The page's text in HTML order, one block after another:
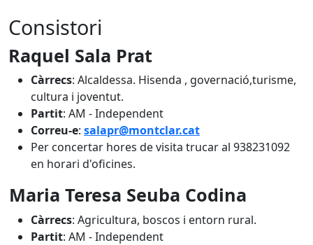
Consistori
Raquel Sala Prat
Càrrecs: Alcaldessa. Hisenda , governació,turisme,
cultura i joventut.
Partit: AM - Independent
Correu-e: salapr@montclar.cat
Per concertar hores de visita trucar al 938231092
en horari d'oficines.
Maria Teresa Seuba Codina
Càrrecs: Agricultura, boscos i entorn rural.
Partit: AM - Independent